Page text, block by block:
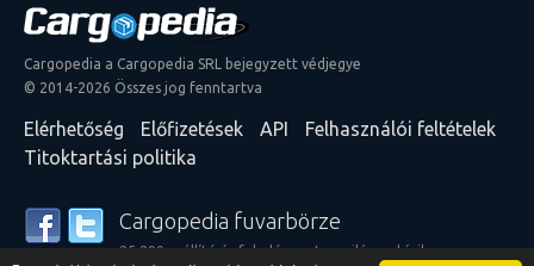
Cargopedia a Cargopedia SRL bejegyzett védjegye
© 2014-2026 Összes jog fenntartva
Elérhetőség Előfizetések API
Felhasználói feltételek
Titoktartási politika
Cargopedia fuvarbörze
25 299 szállító és feladó szerte a világon bízik